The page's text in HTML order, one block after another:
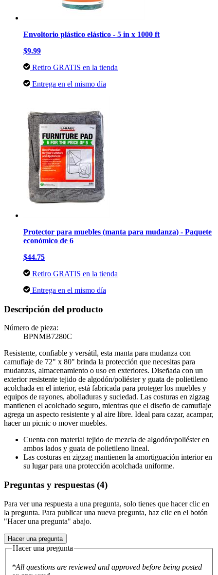
Envoltorio plástico elástico - 5 in x 1000 ft
$9.99
Retiro GRATIS en la tienda
Entrega en el mismo día
Protector para muebles (manta para mudanza) - Paquete
económico de 6
$44.75
Retiro GRATIS en la tienda
Entrega en el mismo día
Descripción del producto
Número de pieza:
BPNMB7280C
Resistente, confiable y versátil, esta manta para mudanza con
camuflaje de 72" x 80" brinda la protección que necesitas para
mudanzas, almacenamiento o uso en exteriores. Diseñada con un
exterior resistente tejido de algodón/poliéster y guata de polietileno
acolchada en el interior, está fabricada para proteger los muebles y
equipos de rayones, abolladuras y suciedad. Las costuras en zigzag
mantienen el acolchado seguro, mientras que el diseño de camuflaje
agrega un aspecto resistente y al aire libre. Ideal para cazar, acampar,
hacer un picnic o mover muebles.
Cuenta con material tejido de mezcla de algodón/poliéster en
ambos lados y guata de polietileno lineal.
Las costuras en zigzag mantienen la amortiguación interior en
su lugar para una protección acolchada uniforme.
Preguntas y respuestas (4)
Para ver una respuesta a una pregunta, solo tienes que hacer clic en
la pregunta. Para publicar una nueva pregunta, haz clic en el botón
"Hacer una pregunta" abajo.
Hacer una pregunta
Hacer una pregunta
*All questions are reviewed and approved before being posted